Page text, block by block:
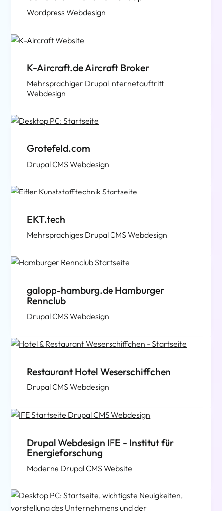
Wordpress Webdesign
K-Aircraft.de Aircraft Broker
Mehrsprachiger Drupal Internetauftritt
Webdesign
Grotefeld.com
Drupal CMS Webdesign
EKT.tech
Mehrsprachiges Drupal CMS Webdesign
galopp-hamburg.de Hamburger
Rennclub
Drupal CMS Webdesign
Restaurant Hotel Weserschiffchen
Drupal CMS Webdesign
Drupal Webdesign IFE - Institut für
Energieforschung
Moderne Drupal CMS Website